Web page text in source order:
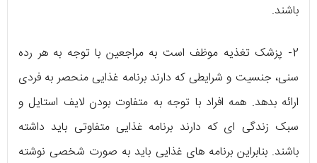
باشند.
2- پزشک تغذیه موظف است به مراجعین با توجه به هر رده
سنی، جنسیت و شرایطی که دارند برنامه غذایی منحصر به فردی
ارائه بدهد. همه افراد با توجه به متفاوت بودن لایف استایل و
سبک زندگی ای که دارند برنامه غذایی متفاوتی باید داشته
باشند. بنابراین برنامه های غذایی باید به صورت شخصی نوشته